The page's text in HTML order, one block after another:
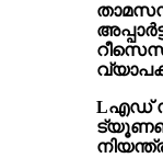
Lഎഡ്